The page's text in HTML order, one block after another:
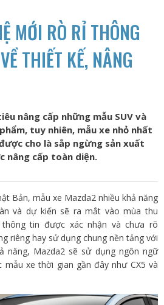
MỚI RÒ RỈ THÔNG
THIẾT KẾ, NÂNG
nâng cấp những mẫu SUV và
tuy nhiên, mẫu xe nhỏ nhất
cho là sắp ngừng sản xuất
nâng cấp toàn diện.
Bản, mẫu xe Mazda2 nhiều khả năng
và dự kiến sẽ ra mắt vào mùa thu
tin được xác nhận và chưa rõ
riêng hay sử dụng chung nền tảng với
năng, Mazda2 sẽ sử dụng ngôn ngữ
xe thời gian gần đây như CX5 và